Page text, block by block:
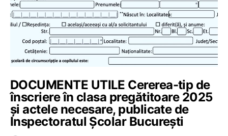
DOCUMENTE UTILE Cererea-tip de
înscriere în clasa pregătitoare 2025
și actele necesare, publicate de
Inspectoratul Școlar București